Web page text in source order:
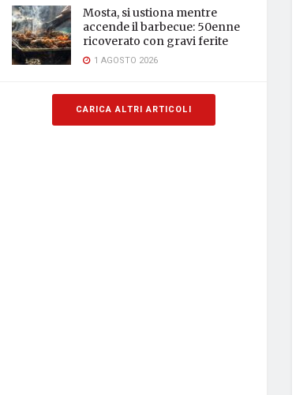
Mosta, si ustiona mentre
accende il barbecue: 50enne
ricoverato con gravi ferite
1 AGOSTO 2026
CARICA ALTRI ARTICOLI